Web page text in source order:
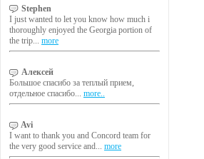
Stephen
I just wanted to let you know how much i
thoroughly enjoyed the Georgia portion of
the trip... more
Алексей
Большое спасибо за теплый прием,
отдельное спасибо... more..
Avi
I want to thank you and Concord team for
the very good service and... more